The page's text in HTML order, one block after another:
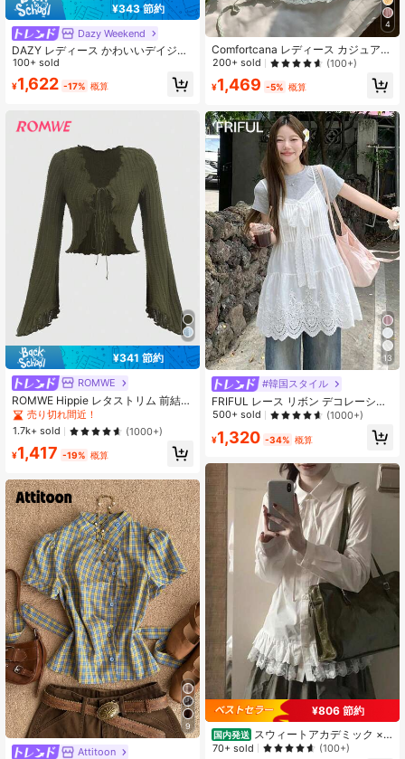
¥343 節約
Dazy Weekend
DAZY レディース かわいいデイジー
柄キャミソールタンクトップ バケー
ション 夏用
100+ sold
¥1,622 -17% 概算
¥341 節約
ROMWE
ROMWE Hippie レタストリム 前結び
クロップトップ
売り切れ間近！
1.7k+ sold
(1000+)
¥1,417 -19% 概算
9
Attitoon
4
Comfortcana レディース カジュアル
チェック柄 テクスチャード ラペル
用
200+ sold (100+)
¥1,469 -5% 概算
13
#韓国スタイル
FRIFUL レース リボン デコレーショ
ン カジュアル キャミソール 夏用 レ
プ
500+ sold (1000+)
¥1,320 -34% 概算
¥806 節約
国内発送 スウィートアカデミック ×
ポロカラー 秋レディースシャツ レー
70+ sold (100+)